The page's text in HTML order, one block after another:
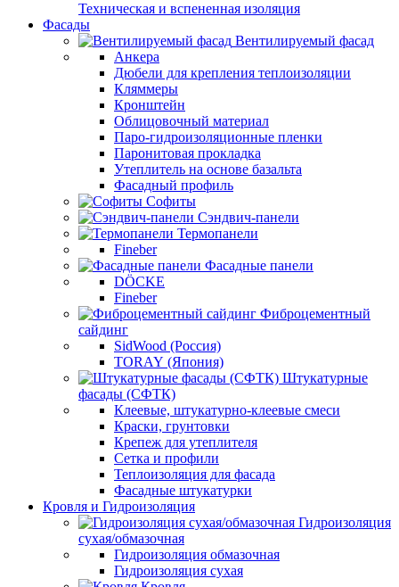
Техническая и вспененная изоляция
Фасады
Вентилируемый фасад
Анкера
Дюбели для крепления теплоизоляции
Кляммеры
Кронштейн
Облицовочный материал
Паро-гидроизоляционные пленки
Паронитовая прокладка
Утеплитель на основе базальта
Фасадный профиль
Софиты
Сэндвич-панели
Термопанели
Fineber
Фасадные панели
DÖCKE
Fineber
Фиброцементный
сайдинг
SidWood (Россия)
TORAY (Япония)
Штукатурные
фасады (СФТК)
Клеевые, штукатурно-клеевые смеси
Краски, грунтовки
Крепеж для утеплителя
Сетка и профили
Теплоизоляция для фасада
Фасадные штукатурки
Кровля и Гидроизоляция
Гидроизоляция
сухая/обмазочная
Гидроизоляция обмазочная
Гидроизоляция сухая